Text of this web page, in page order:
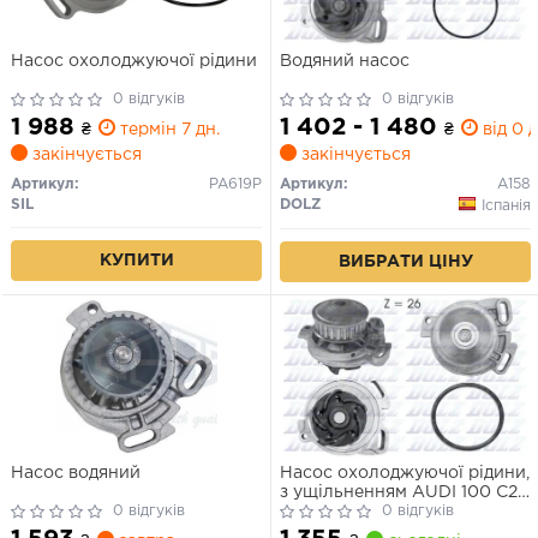
Насос охолоджуючої рідини
0 відгуків
1 988 ₴
термін 7 дн.
закінчується
Артикул:
PA619P
SIL
КУПИТИ
Водяний насос
0 відгуків
1 402 - 1 480 ₴
від 0
закінчується
Артикул:
A158
DOLZ
Іспанія
ВИБРАТИ ЦІНУ
Насос водяний
0 відгуків
Насос охолоджуючої рідини,
з ущільненням AUDI 100 C2,
100 C3, 200 C2, 200 C3, 80
B2, 80 B3, 90 B2, 90 B3,
0 відгуків